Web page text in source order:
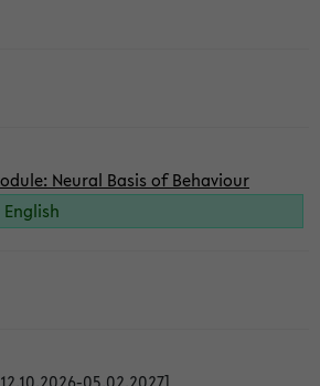
Neural Basis of Behaviour